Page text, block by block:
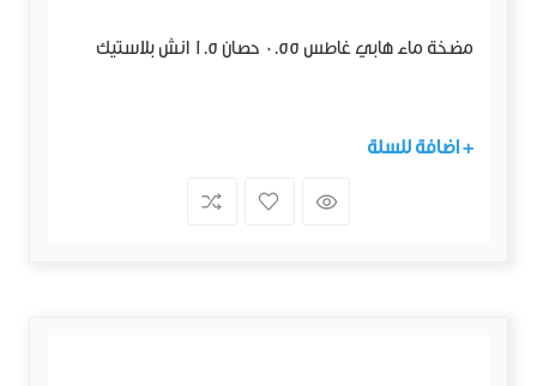
مضخة ماء هابي غاطس 0.55 حصان 1.5 انش بلاستيك
+ اضافة للسلة